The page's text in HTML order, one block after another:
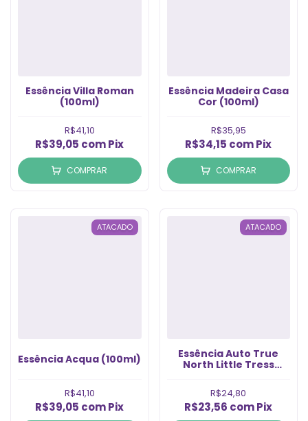
Essência Villa Roman
(100ml)
R$41,10
R$39,05 comPix
COMPRAR
Essência Madeira Casa
Cor (100ml)
R$35,95
R$34,15 comPix
COMPRAR
ATACADO
Essência Acqua (100ml)
R$41,10
R$39,05 comPix
ATACADO
Essência Auto True
North Little Tress
R$24,80
R$23,56 comPix